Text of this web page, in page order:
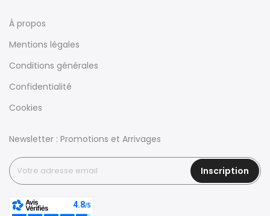
À propos
Mentions légales
Conditions générales
Confidentialité
Cookies
Newsletter : Promotions et Arrivages
Inscription